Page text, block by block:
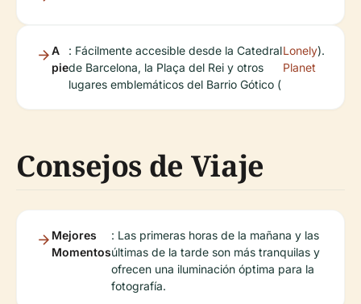
A
pie
: Fácilmente accesible desde la Catedral
de Barcelona, la Plaça del Rei y otros
lugares emblemáticos del Barrio Gótico (
Lonely
Planet
).
Consejos de Viaje
Mejores
Momentos
: Las primeras horas de la mañana y las
últimas de la tarde son más tranquilas y
ofrecen una iluminación óptima para la
fotografía.